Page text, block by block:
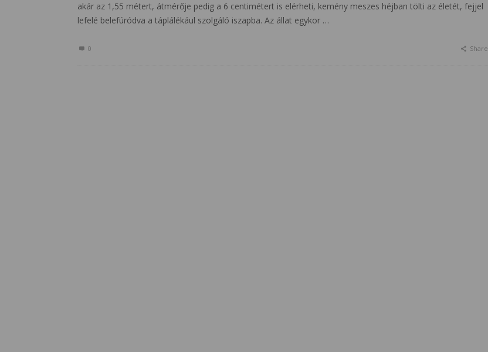
akár az 1,55 métert, átmérője pedig a 6 centimétert is elérheti, kemény meszes héjban tölti az életét, fejjel
lefelé belefúródva a táplálékául szolgáló iszapba. Az állat egykor …
0 Share